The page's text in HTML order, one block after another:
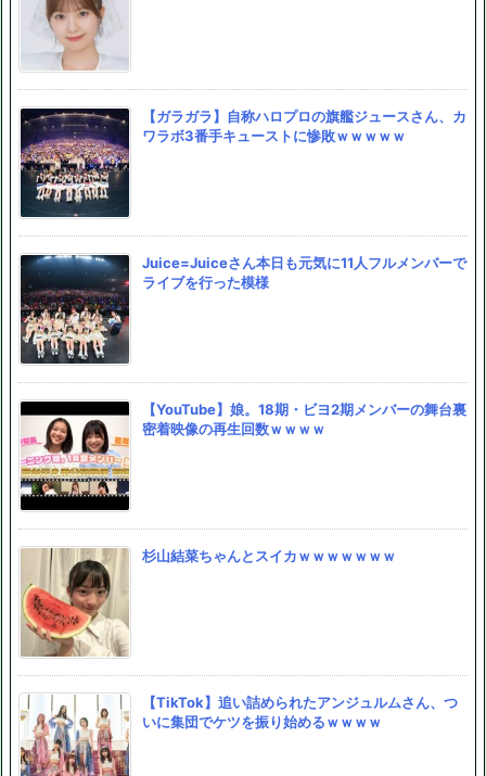
【ガラガラ】自称ハロプロの旗艦ジュースさん、カ
ワラボ3番手キューストに惨敗ｗｗｗｗｗ
Juice=Juiceさん本日も元気に11人フルメンバーで
ライブを行った模様
【YouTube】娘。18期・ビヨ2期メンバーの舞台裏
密着映像の再生回数ｗｗｗｗ
杉山結菜ちゃんとスイカｗｗｗｗｗｗｗ
【TikTok】追い詰められたアンジュルムさん、つ
いに集団でケツを振り始めるｗｗｗｗ